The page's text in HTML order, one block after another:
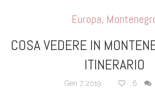
Europa,
COSA VEDERE IN
ITINERARIO
Gen 7, 2019 6